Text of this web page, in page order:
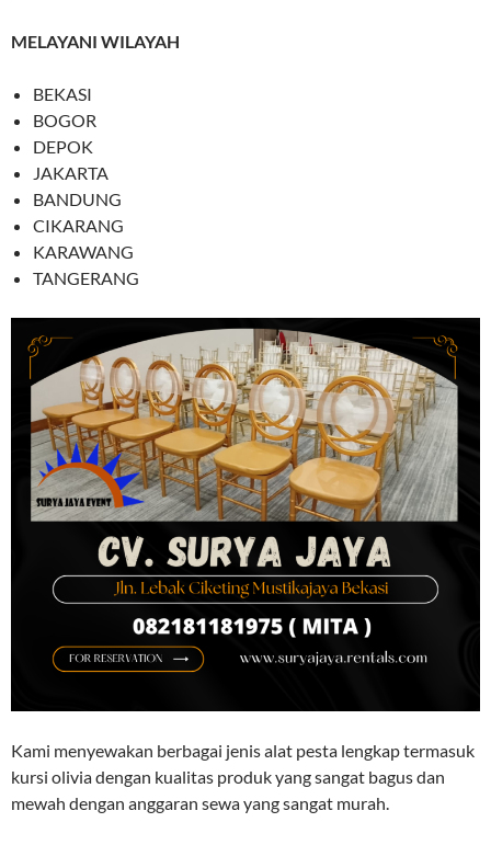
MELAYANI WILAYAH
BEKASI
BOGOR
DEPOK
JAKARTA
BANDUNG
CIKARANG
KARAWANG
TANGERANG
Kami menyewakan berbagai jenis alat pesta lengkap termasuk
kursi olivia dengan kualitas produk yang sangat bagus dan
mewah dengan anggaran sewa yang sangat murah.